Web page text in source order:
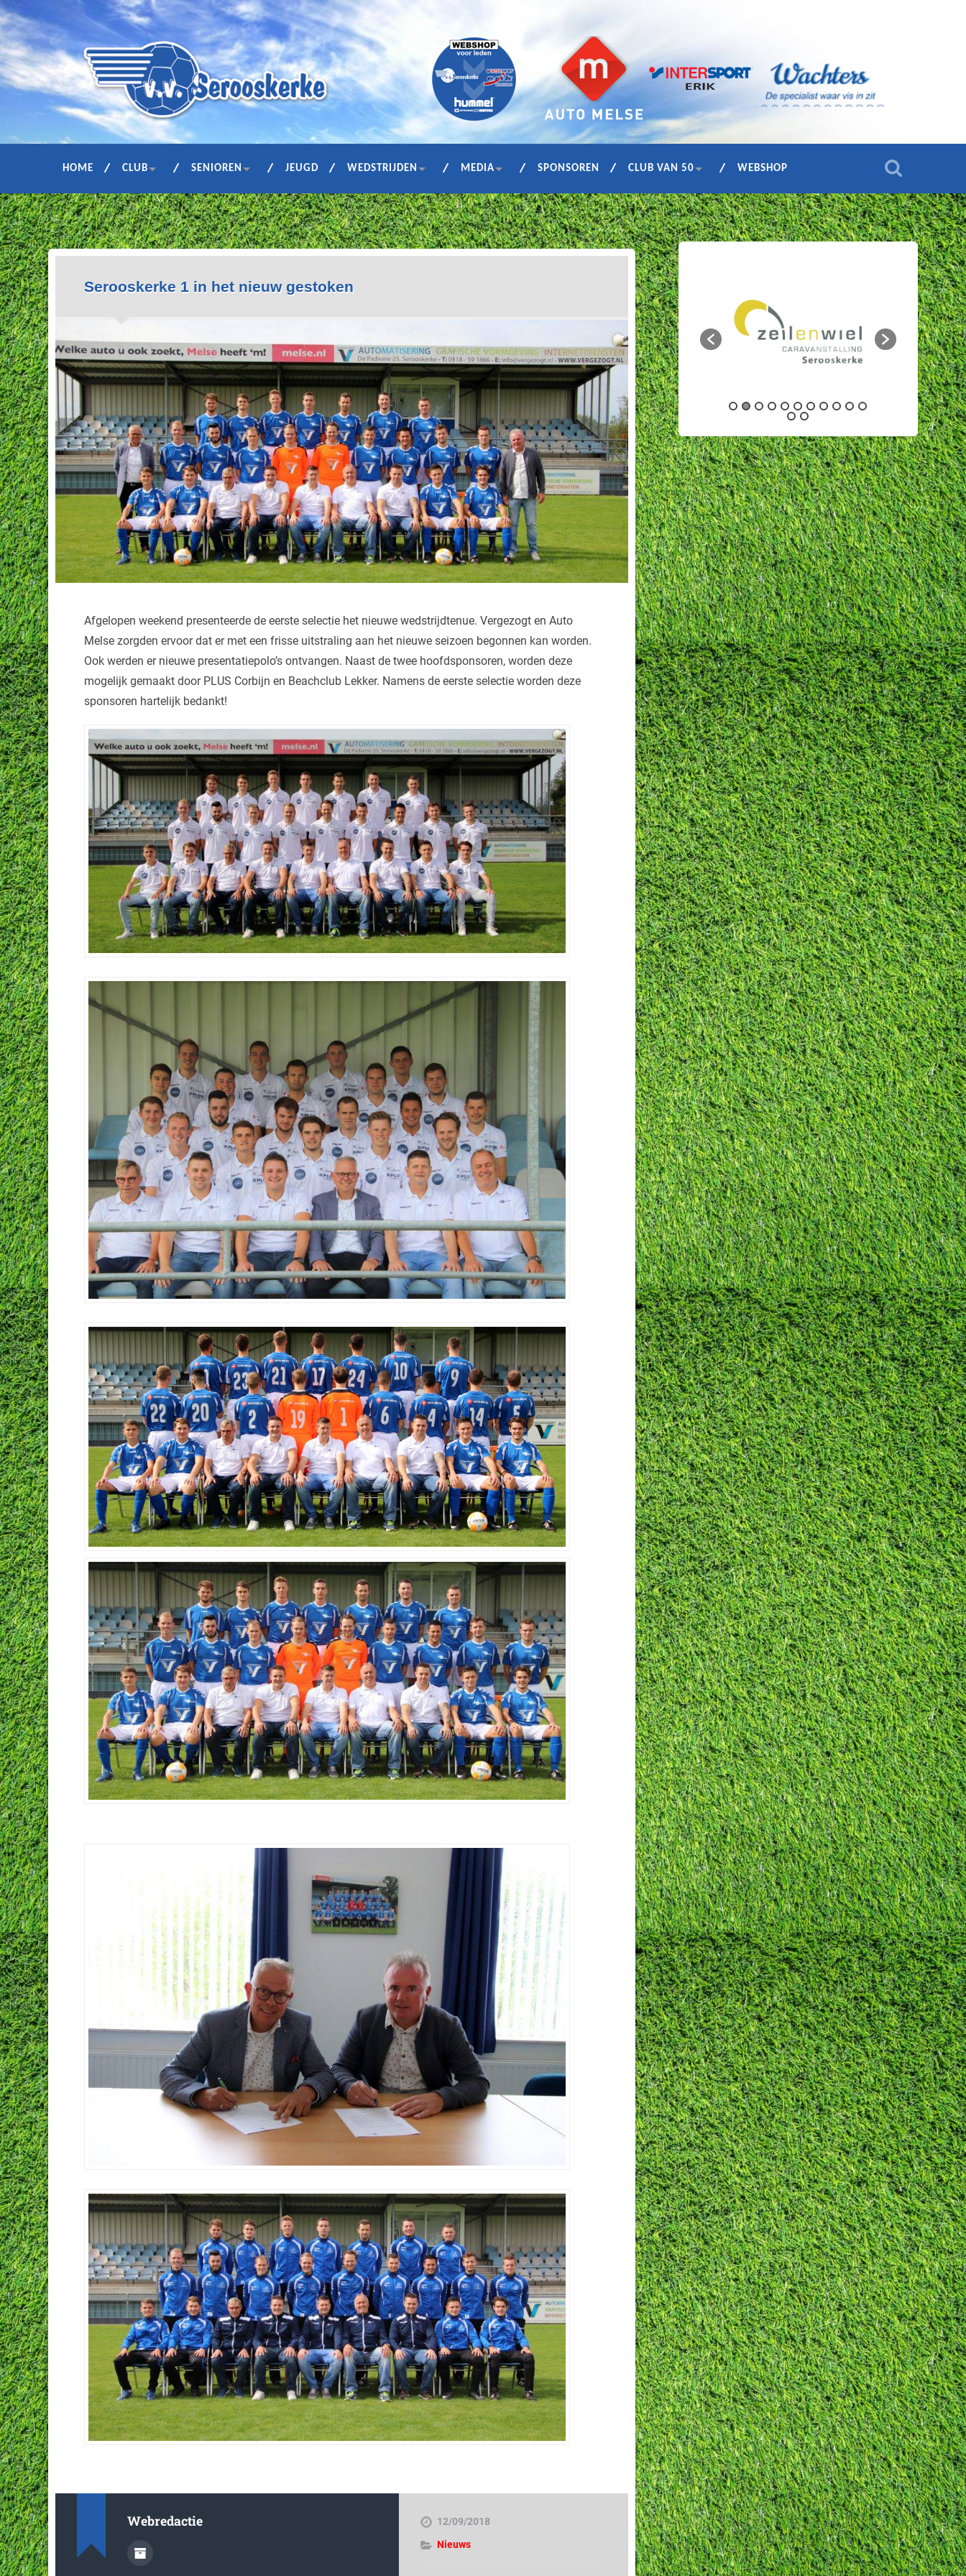
HOME CLUB SENIOREN JEUGD WEDSTRIJDEN MEDIA SPONSOREN CLUB VAN 50 WEBSHOP
Serooskerke 1 in het nieuw gestoken
Afgelopen weekend presenteerde de eerste selectie het nieuwe wedstrijdtenue. Vergezogt en Auto
Melse zorgden ervoor dat er met een frisse uitstraling aan het nieuwe seizoen begonnen kan worden.
Ook werden er nieuwe presentatiepolo’s ontvangen. Naast de twee hoofdsponsoren, worden deze
mogelijk gemaakt door PLUS Corbijn en Beachclub Lekker. Namens de eerste selectie worden deze
sponsoren hartelijk bedankt!
Webredactie
12/09/2018
Nieuws